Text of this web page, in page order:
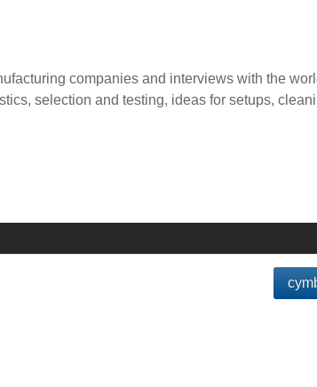
companies and interviews with the
selection and testing, ideas for setups,